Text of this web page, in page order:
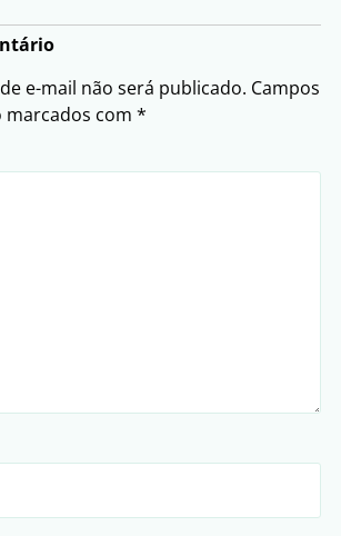
e-mail não será publicado. Campos
com *